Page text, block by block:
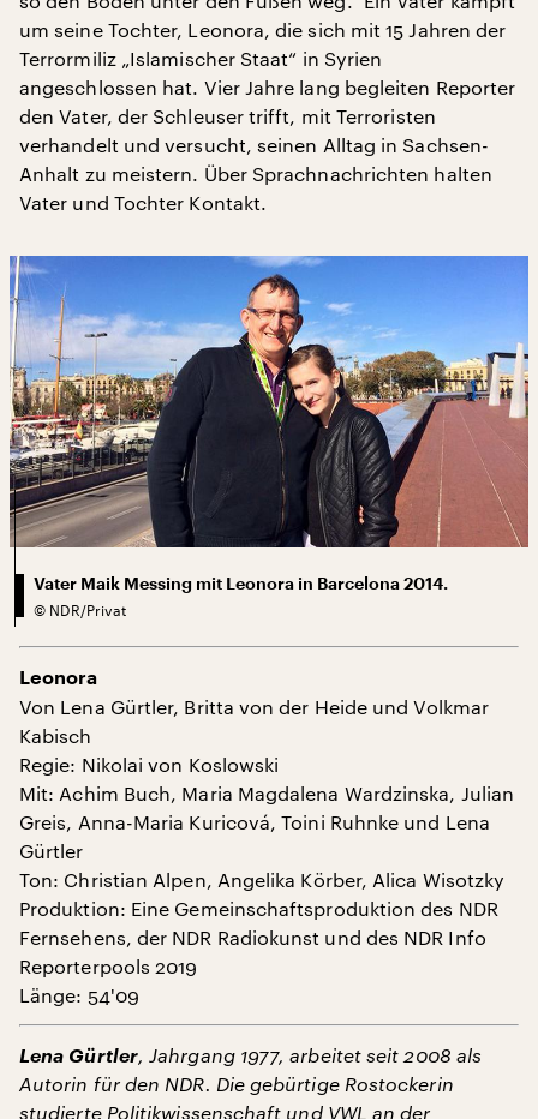
um seine Tochter, Leonora, die sich mit 15 Jahren der
Terrormiliz „Islamischer Staat“ in Syrien
angeschlossen hat. Vier Jahre lang begleiten Reporter
den Vater, der Schleuser trifft, mit Terroristen
verhandelt und versucht, seinen Alltag in Sachsen-
Anhalt zu meistern. Über Sprachnachrichten halten
Vater und Tochter Kontakt.
Vater Maik Messing mit Leonora in Barcelona 2014.
© NDR/Privat
Leonora
Von Lena Gürtler, Britta von der Heide und Volkmar
Kabisch
Regie: Nikolai von Koslowski
Mit: Achim Buch, Maria Magdalena Wardzinska, Julian
Greis, Anna-Maria Kuricová, Toini Ruhnke und Lena
Gürtler
Ton: Christian Alpen, Angelika Körber, Alica Wisotzky
Produktion: Eine Gemeinschaftsproduktion des NDR
Fernsehens, der NDR Radiokunst und des NDR Info
Reporterpools 2019
Länge: 54'09
Lena Gürtler, Jahrgang 1977, arbeitet seit 2008 als
Autorin für den NDR. Die gebürtige Rostockerin
studierte Politikwissenschaft und VWL an der